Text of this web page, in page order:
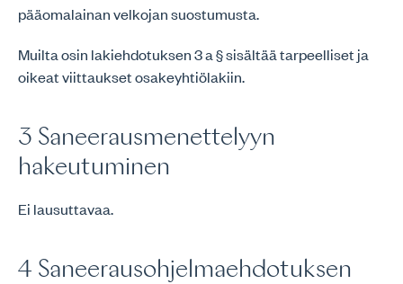
pääomalainan velkojan suostumusta.
Muilta osin lakiehdotuksen 3 a § sisältää tarpeelliset ja
oikeat viittaukset osakeyhtiölakiin.
3 Saneerausmenettelyyn
hakeutuminen
Ei lausuttavaa.
4 Saneerausohjelmaehdotuksen